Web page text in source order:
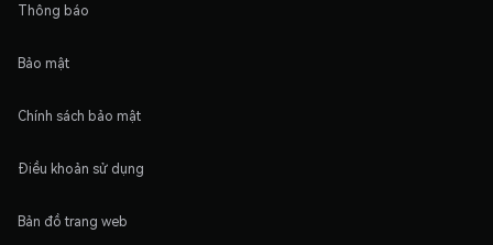
Thông báo
Bảo mật
Chính sách bảo mật
Điều khoản sử dụng
Bản đồ trang web